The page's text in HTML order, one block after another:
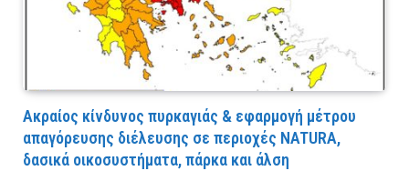
Ακραίος κίνδυνος πυρκαγιάς & εφαρμογή μέτρου
απαγόρευσης διέλευσης σε περιοχές NATURA,
δασικά οικοσυστήματα, πάρκα και άλση